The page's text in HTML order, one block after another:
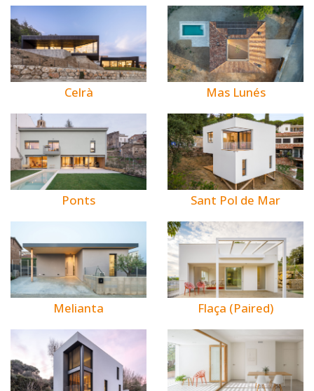
Celrà Mas Lunés
Ponts Sant Pol de Mar
Melianta Flaça (Paired)